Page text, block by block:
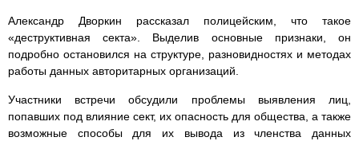
Александр Дворкин рассказал полицейским, что такое
«деструктивная секта». Выделив основные признаки, он
подробно остановился на структуре, разновидностях и методах
работы данных авторитарных организаций.
Участники встречи обсудили проблемы выявления лиц,
попавших под влияние сект, их опасность для общества, а также
возможные способы для их вывода из членства данных